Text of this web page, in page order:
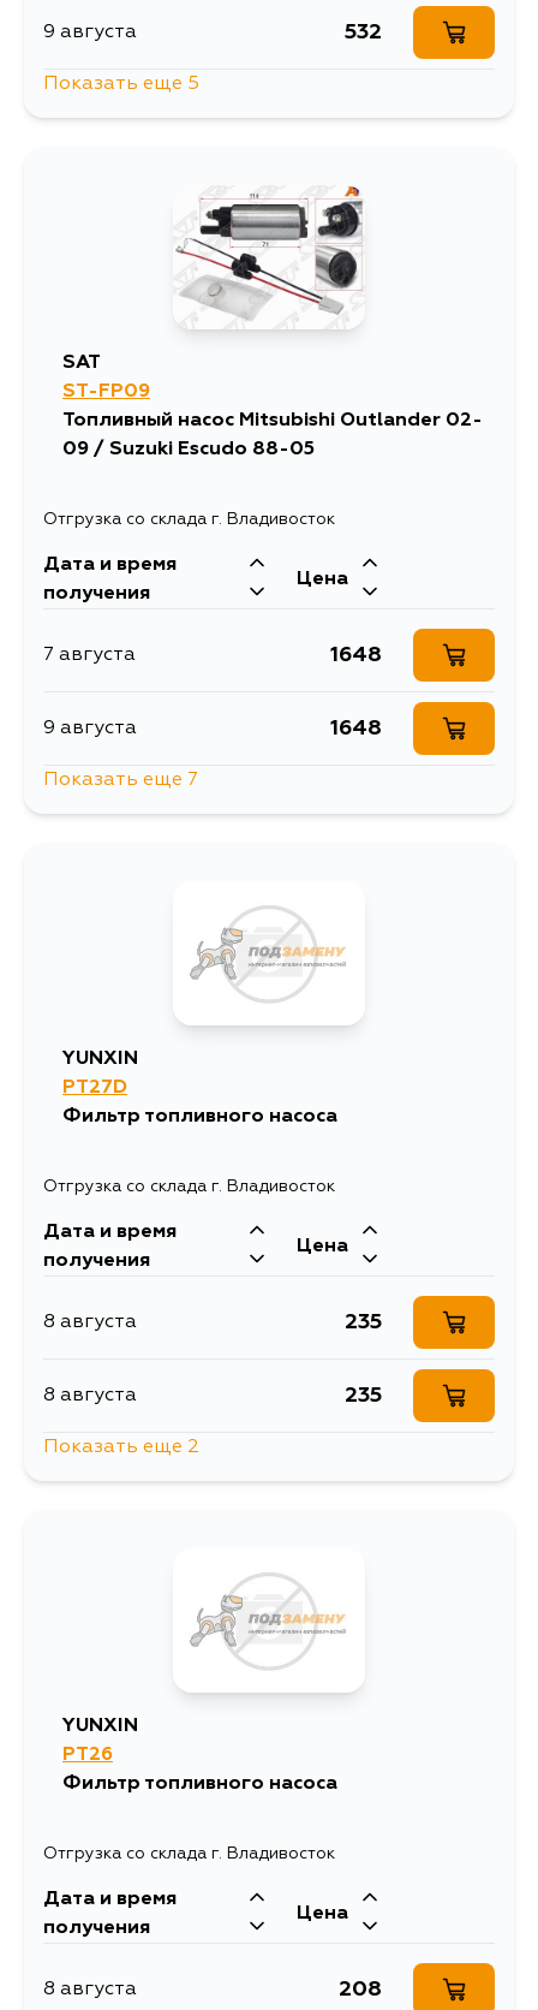
9 августа 532
1188
487
29 августа
Показать еще 5
SAT
ST-FP09
Топливный насос Mitsubishi Outlander 02-
09 / Suzuki Escudo 88-05
Отгрузка со склада г. Владивосток
Дата и время
получения
Цена
7 августа 1648
9 августа 1648
5575
1648
16 августа
18 августа 1648
Показать еще 7
YUNXIN
PT27D
Фильтр топливного насоса
Отгрузка со склада г. Владивосток
Дата и время
получения
Цена
8 августа 235
8 августа 235
Показать еще 2
YUNXIN
PT26
Фильтр топливного насоса
Отгрузка со склада г. Владивосток
Дата и время
получения
Цена
8 августа 208